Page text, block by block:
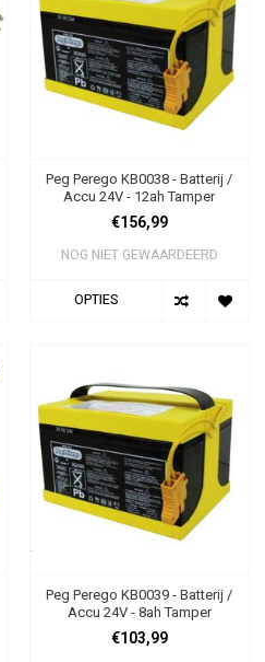
Peg Perego KB0038 - Batterij /
Accu 24V - 12ah Tamper
€156,99
NOG NIET GEWAARDEERD
OPTIES
Peg Perego KB0039 - Batterij /
Accu 24V - 8ah Tamper
€103,99